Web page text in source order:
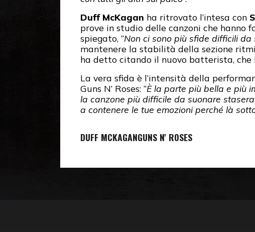
Duff McKagan ha ritrovato l’intesa con
prove in studio delle canzoni che hanno
spiegato, “Non ci sono più sfide difficili da
mantenere la stabilità della sezione
ha detto citando il nuovo batterista, che
La vera sfida è l’intensità della
Guns N’ Roses: “È la parte più bella e più
la canzone più difficile da suonare
a contenere le tue emozioni perché là
DUFF MCKAGANGUNS N' ROSES